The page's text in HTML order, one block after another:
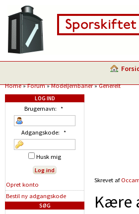
Home»Forum»Modeljernbaner»Generelt
Skrevet af
Kære
LOG IND
Brugernavn: *
Adgangskode: *
Husk mig
Opret konto
Bestil ny adgangskode
SØG